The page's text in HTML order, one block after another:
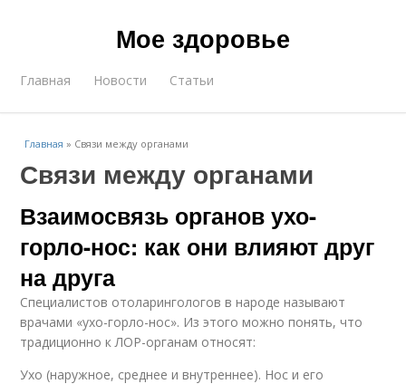
Мое здоровье
Главная Новости Статьи
Главная » Связи между органами
Связи между органами
Взаимосвязь органов ухо-
горло-нос: как они влияют друг
на друга
Специалистов отоларингологов в народе называют
врачами «ухо-горло-нос». Из этого можно понять, что
традиционно к ЛОР-органам относят:
Ухо (наружное, среднее и внутреннее). Нос и его